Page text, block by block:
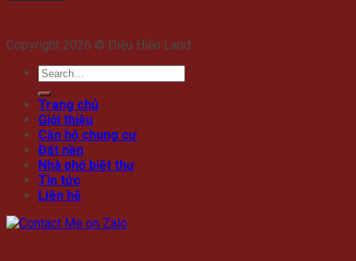
Copyright 2026 © Diệu Hiền Land
Trang chủ
Giới thiệu
Căn hộ chung cư
Đất nền
Nhà phố biệt thự
Tin tức
Liên hệ